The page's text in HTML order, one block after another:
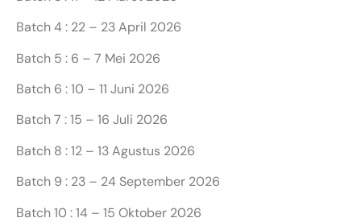
Batch 4 : 22 – 23 April 2026
Batch 5 : 6 – 7 Mei 2026
Batch 6 : 10 – 11 Juni 2026
Batch 7 : 15 – 16 Juli 2026
Batch 8 : 12 – 13 Agustus 2026
Batch 9 : 23 – 24 September 2026
Batch 10 : 14 – 15 Oktober 2026